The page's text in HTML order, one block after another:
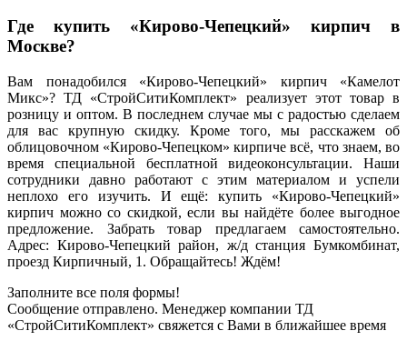
Где купить «Кирово-Чепецкий» кирпич в
Москве?
Вам понадобился «Кирово-Чепецкий» кирпич «Камелот
Микс»? ТД «СтройСитиКомплект» реализует этот товар в
розницу и оптом. В последнем случае мы с радостью сделаем
для вас крупную скидку. Кроме того, мы расскажем об
облицовочном «Кирово-Чепецком» кирпиче всё, что знаем, во
время специальной бесплатной видеоконсультации. Наши
сотрудники давно работают с этим материалом и успели
неплохо его изучить. И ещё: купить «Кирово-Чепецкий»
кирпич можно со скидкой, если вы найдёте более выгодное
предложение. Забрать товар предлагаем самостоятельно.
Адрес: Кирово-Чепецкий район, ж/д станция Бумкомбинат,
проезд Кирпичный, 1. Обращайтесь! Ждём!
Заполните все поля формы!
Сообщение отправлено. Менеджер компании ТД
«СтройСитиКомплект» свяжется с Вами в ближайшее время